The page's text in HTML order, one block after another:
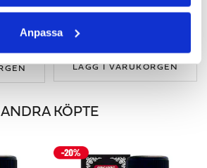
Anpassa
EUKALYPTUSOLJA EKO ETERISK ROSOLJA EKO - ABSOLUT
LÄGG I VARUKORGEN
ANDRA KÖPTE